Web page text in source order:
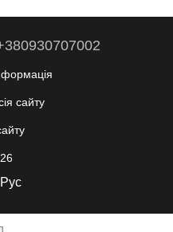
сайту
Рус